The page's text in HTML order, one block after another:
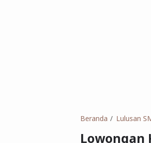
Beranda Lulusan
Lowongan